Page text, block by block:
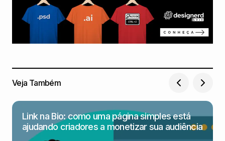
Veja Também
Link na Bio: como uma página simples está
ajudando criadores a monetizar sua audiência